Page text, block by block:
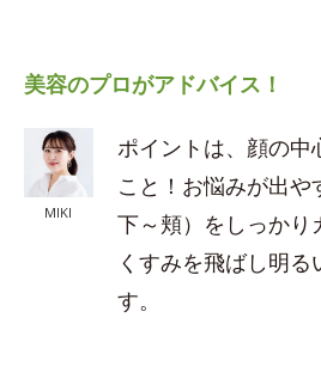
美容のプロがアドバイス！
MIKI
ポイントは、顔の中
こと！お悩みが出
下～頬）をしっかり
くすみを飛ばし明る
す。